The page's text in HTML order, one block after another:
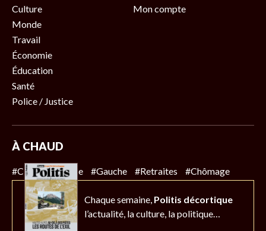
Culture
Monde
Travail
Économie
Éducation
Santé
Police / Justice
Mon compte
À CHAUD
#Climat #Police #Gauche #Retraites #Chômage
Chaque semaine, Politis décortique
l’actualité, la culture, la politique…